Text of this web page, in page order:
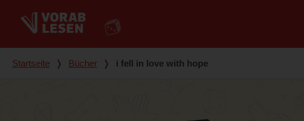
Du bist hier
Startseite ❭ Bücher ❭ i fell in love with hope